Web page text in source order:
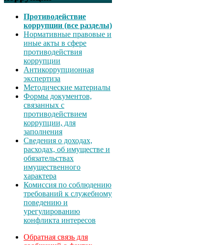
Противодействие
коррупции (все разделы)
Нормативные правовые и
иные акты в сфере
противодействия
коррупции
Антикоррупционная
экспертиза
Методические материалы
Формы документов,
связанных с
противодействием
коррупции, для
заполнения
Сведения о доходах,
расходах, об имуществе и
обязательствах
имущественного
характера
Комиссия по соблюдению
требований к служебному
поведению и
урегулированию
конфликта интересов
Обратная связь для